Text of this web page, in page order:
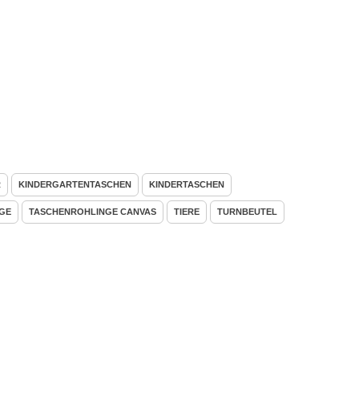
KINDERGARTENTASCHEN KINDERTASCHEN
TASCHENROHLINGE CANVAS TIERE TURNBEUTEL